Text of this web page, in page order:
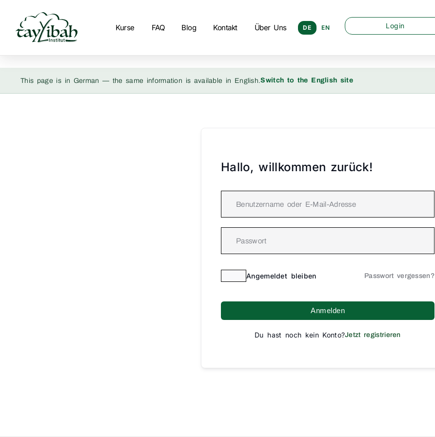
Kurse FAQ Blog Kontakt Über Uns DE EN Login
This page is in German — the same information is available in English.Switch to the English site
Hallo, willkommen zurück!
Angemeldet bleiben Passwort vergessen?
Anmelden
Du hast noch kein Konto?Jetzt registrieren